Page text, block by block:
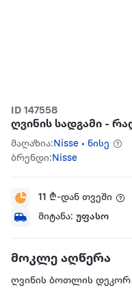
ID 147558
ღვინის სადგამი -
მაღაზია: Nisse • ნისე
ბრენდი: Nisse
11 ₾-დან თვეში
მიტანა: უფასო
მოკლე აღწერა
ღვინის ბოთლის დეკორ